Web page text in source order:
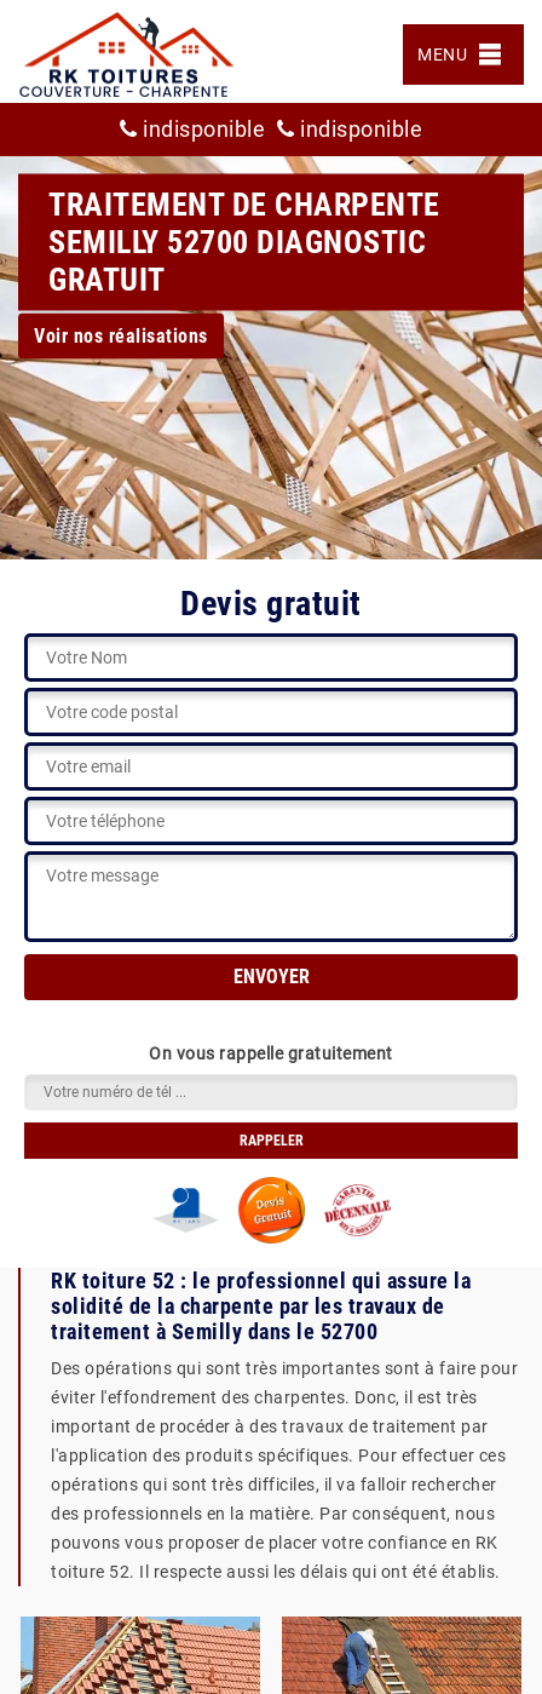
MENU
indisponible indisponible
TRAITEMENT DE CHARPENTE
SEMILLY 52700 DIAGNOSTIC
GRATUIT
Voir nos réalisations
Devis gratuit
On vous rappelle gratuitement
RK toiture 52 : le professionnel qui assure la
solidité de la charpente par les travaux de
traitement à Semilly dans le 52700
Des opérations qui sont très importantes sont à faire pour
éviter l'effondrement des charpentes. Donc, il est très
important de procéder à des travaux de traitement par
l'application des produits spécifiques. Pour effectuer ces
opérations qui sont très difficiles, il va falloir rechercher
des professionnels en la matière. Par conséquent, nous
pouvons vous proposer de placer votre confiance en RK
toiture 52. Il respecte aussi les délais qui ont été établis.